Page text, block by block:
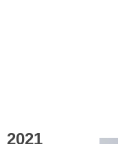
2021